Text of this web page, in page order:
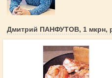
Дмитрий ПАНФУТОВ, 1 мкрн,